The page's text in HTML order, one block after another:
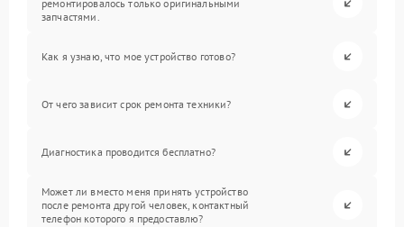
ремонтировалось только оригинальными
запчастями.
Как я узнаю, что мое устройство готово?
От чего зависит срок ремонта техники?
Диагностика проводится бесплатно?
Может ли вместо меня принять устройство
после ремонта другой человек, контактный
телефон которого я предоставлю?